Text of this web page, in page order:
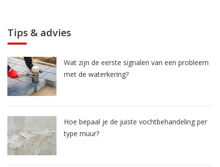
Tips & advies
Wat zijn de eerste signalen van een probleem
met de waterkering?
Hoe bepaal je de juiste vochtbehandeling per
type muur?